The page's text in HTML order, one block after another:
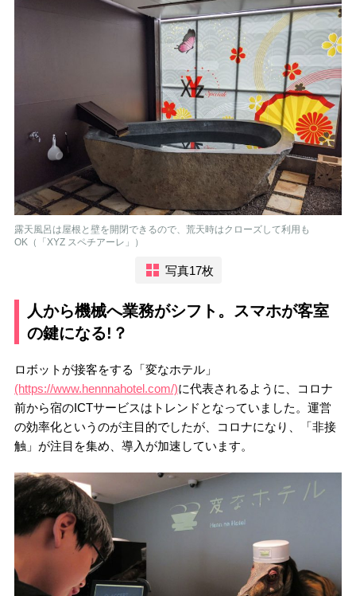
露天風呂は屋根と壁を開閉できるので、荒天時はクローズして利用も
OK（「XYZ スペチアーレ」）
写真17枚
人から機械へ業務がシフト。スマホが客室
の鍵になる!？
ロボットが接客をする「変なホテル」
(https://www.hennnahotel.com/)に代表されるように、コロナ
前から宿のICTサービスはトレンドとなっていました。運営
の効率化というのが主目的でしたが、コロナになり、「非接
触」が注目を集め、導入が加速しています。